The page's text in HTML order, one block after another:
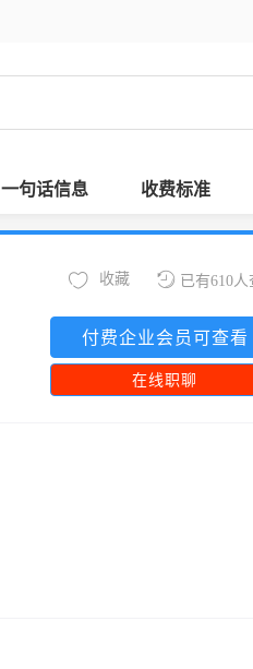
一句话信息 收费标准
已有610人
收藏
付费企业会员可查看
在线职聊